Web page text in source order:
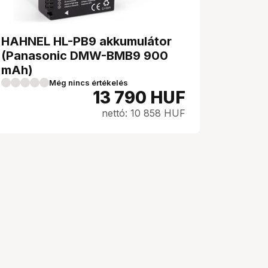
HAHNEL HL-PB9 akkumulátor
(Panasonic DMW-BMB9 900
mAh)
Még nincs értékelés
13 790 HUF
nettó: 10 858 HUF